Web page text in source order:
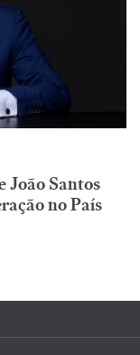
João Santos
no País